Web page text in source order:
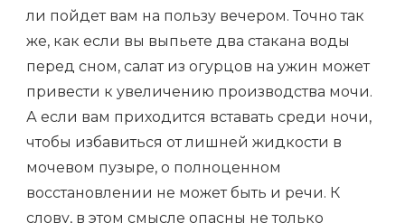
ли пойдет вам на пользу вечером. Точно так
же, как если вы выпьете два стакана воды
перед сном, салат из огурцов на ужин может
привести к увеличению производства мочи.
А если вам приходится вставать среди ночи,
чтобы избавиться от лишней жидкости в
мочевом пузыре, о полноценном
восстановлении не может быть и речи. К
слову, в этом смысле опасны не только